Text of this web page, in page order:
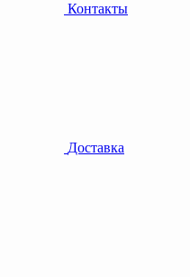
Контакты
Доставка